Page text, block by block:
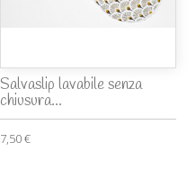
Salvaslip lavabile senza
chiusura...
7,50 €